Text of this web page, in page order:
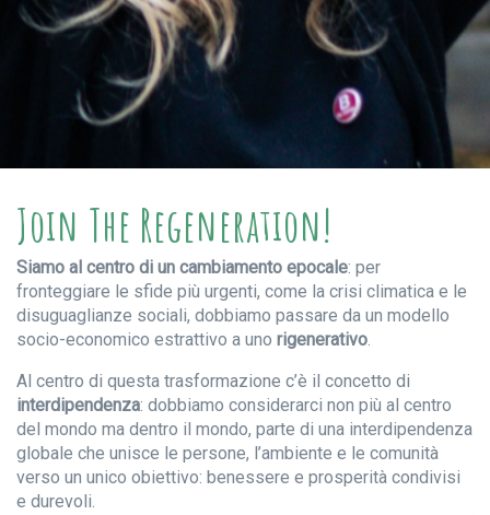
Join The Regeneration!
Siamo al centro di un cambiamento epocale: per
fronteggiare le sfide più urgenti, come la crisi climatica e le
disuguaglianze sociali, dobbiamo passare da un modello
socio-economico estrattivo a uno rigenerativo.
Al centro di questa trasformazione c’è il concetto di
interdipendenza: dobbiamo considerarci non più al centro
del mondo ma dentro il mondo, parte di una interdipendenza
globale che unisce le persone, l’ambiente e le comunità
verso un unico obiettivo: benessere e prosperità condivisi
e durevoli.